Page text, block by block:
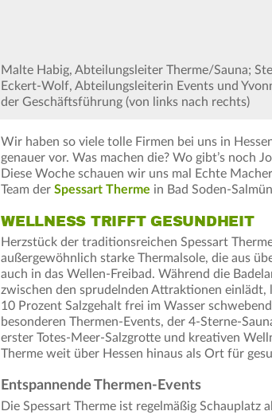
Malte Habig, Abteilungsleiter Therme/Sauna;
Eckert-Wolf, Abteilungsleiterin Events und
der Geschäftsführung (von links nach rechts)
Wir haben so viele tolle Firmen bei uns in
genauer vor. Was machen die? Wo gibt’s noch
Diese Woche schauen wir uns mal Echte
Team der Spessart Therme in Bad Soden-
WELLNESS TRIFFT GESUNDHEIT
Herzstück der traditionsreichen Spessart
außerge­wöhnlich starke Thermalsole, die aus
auch in das Wellen-Freibad. Während die
zwischen den sprudelnden Attrak­tionen
10 Prozent Salzgehalt frei im Wasser
besonderen Thermen-Events, der 4-Sterne-
erster Totes-Meer-Salzgrotte und kreativen
Therme weit über Hessen hinaus als Ort für
Entspannende Thermen-Events
Die Spessart Therme ist regelmäßig Schauplatz